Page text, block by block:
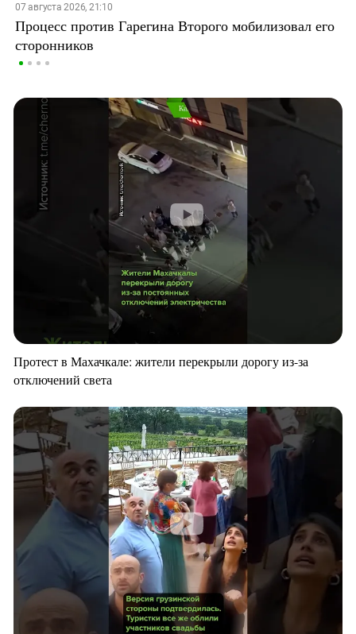
07 августа 2026, 21:10
Процесс против Гарегина Второго мобилизовал его
сторонников
Протест в Махачкале: жители перекрыли дорогу из-за
отключений света